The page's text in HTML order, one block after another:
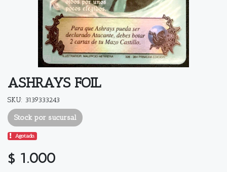
ASHRAYS FOIL
SKU: 3139333243
Stock por sucursal
Agotado.
$ 1.000